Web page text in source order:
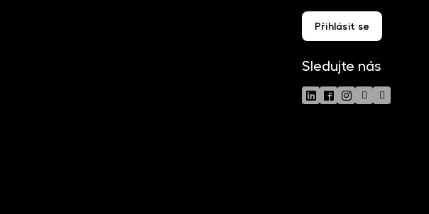
Přihlásit se
Sledujte nás